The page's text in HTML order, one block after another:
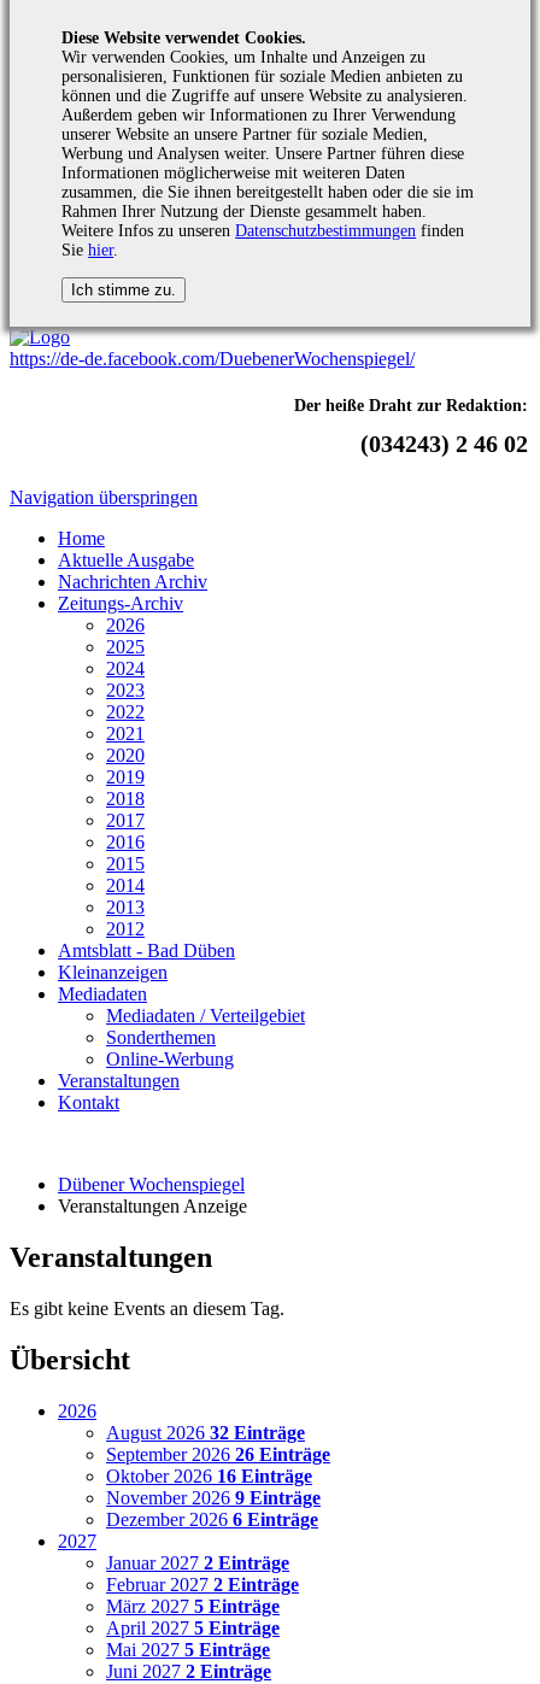
Diese Website verwendet Cookies.
Wir verwenden Cookies, um Inhalte und Anzeigen zu
personalisieren, Funktionen für soziale Medien anbieten zu
können und die Zugriffe auf unsere Website zu analysieren.
Außerdem geben wir Informationen zu Ihrer Verwendung
unserer Website an unsere Partner für soziale Medien,
Werbung und Analysen weiter. Unsere Partner führen diese
Informationen möglicherweise mit weiteren Daten
zusammen, die Sie ihnen bereitgestellt haben oder die sie im
Rahmen Ihrer Nutzung der Dienste gesammelt haben.
Weitere Infos zu unserenDatenschutzbestimmungen finden
Siehier.
https://de-de.facebook.com/DuebenerWochenspiegel/
Der heiße Draht zur Redaktion:
(034243) 2 46 02
Navigation überspringen
Home
Aktuelle Ausgabe
Nachrichten Archiv
Zeitungs-Archiv
2026
2025
2024
2023
2022
2021
2020
2019
2018
2017
2016
2015
2014
2013
2012
Amtsblatt - Bad Düben
Kleinanzeigen
Mediadaten
Mediadaten / Verteilgebiet
Sonderthemen
Online-Werbung
Veranstaltungen
Kontakt
Dübener Wochenspiegel
Veranstaltungen Anzeige
Veranstaltungen
Es gibt keine Events an diesem Tag.
Übersicht
2026
August 2026 32 Einträge
September 2026 26 Einträge
Oktober 2026 16 Einträge
November 2026 9 Einträge
Dezember 2026 6 Einträge
2027
Januar 2027 2 Einträge
Februar 2027 2 Einträge
März 2027 5 Einträge
April 2027 5 Einträge
Mai 2027 5 Einträge
Juni 2027 2 Einträge